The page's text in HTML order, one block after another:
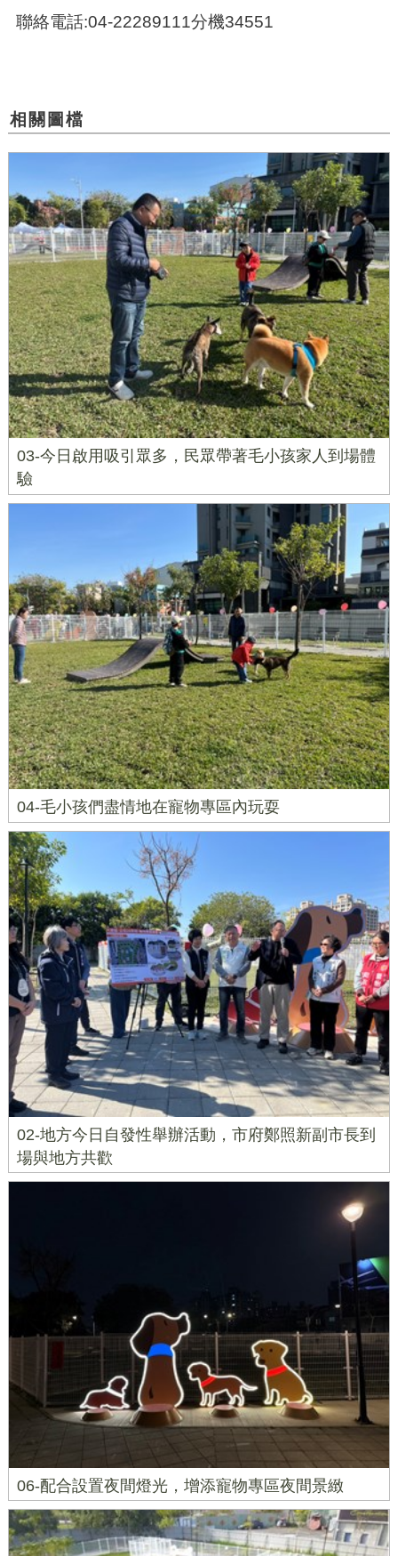
聯絡電話:04-22289111分機34551
相關圖檔
03-今日啟用吸引眾多，民眾帶著毛小孩家人到場體
驗
04-毛小孩們盡情地在寵物專區內玩耍
02-地方今日自發性舉辦活動，市府鄭照新副市長到
場與地方共歡
06-配合設置夜間燈光，增添寵物專區夜間景緻